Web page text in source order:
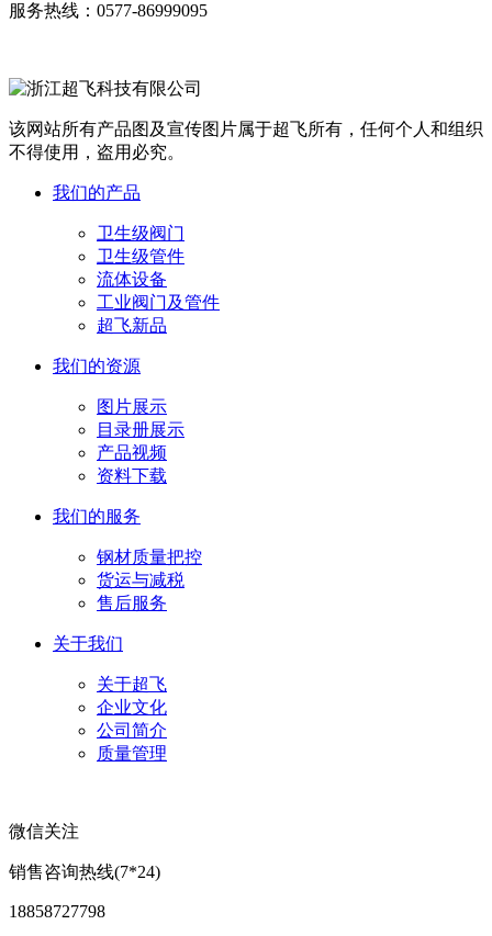
服务热线： 0577-86999095
该网站所有产品图及宣传图片属于超飞所有，任何个人和组织
不得使用，盗用必究。
我们的产品
卫生级阀门
卫生级管件
流体设备
工业阀门及管件
超飞新品
我们的资源
图片展示
目录册展示
产品视频
资料下载
我们的服务
钢材质量把控
货运与减税
售后服务
关于我们
关于超飞
企业文化
公司简介
质量管理
微信关注
销售咨询热线(7*24)
18858727798